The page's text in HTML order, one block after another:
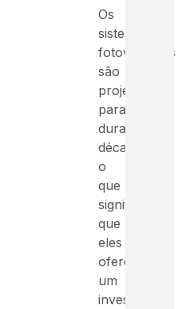
Os
sistemas
fotovoltaicos
são
projetados
para
durar
décadas,
o
que
significa
que
eles
oferecem
um
investimento